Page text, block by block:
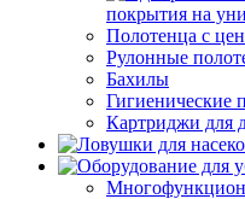
покрытия на
Полотенца с
Рулонные
Бахилы
Гигиенические
Картриджи для